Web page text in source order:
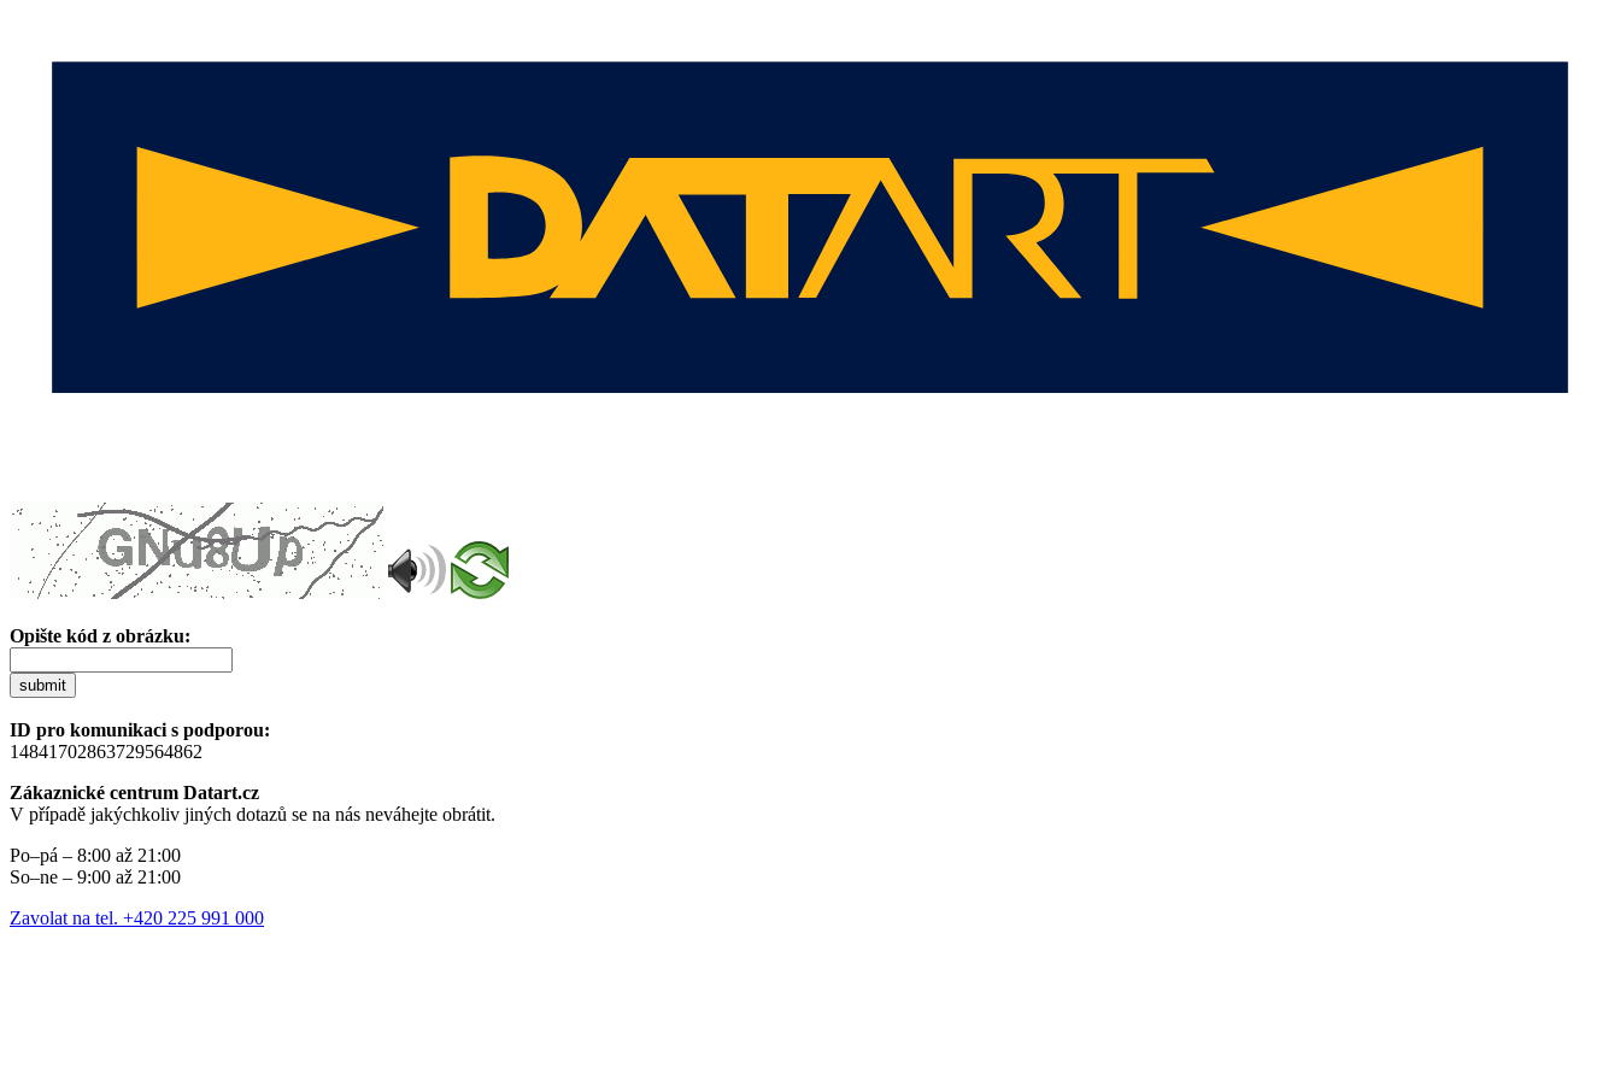
Opište kód z obrázku:
submit
ID pro komunikaci s podporou:
14841702863729564862
Zákaznické centrum Datart.cz
V případě jakýchkoliv jiných dotazů se na nás neváhejte obrátit.
Po–pá – 8:00 až 21:00
So–ne – 9:00 až 21:00
Zavolat na tel. +420 225 991 000